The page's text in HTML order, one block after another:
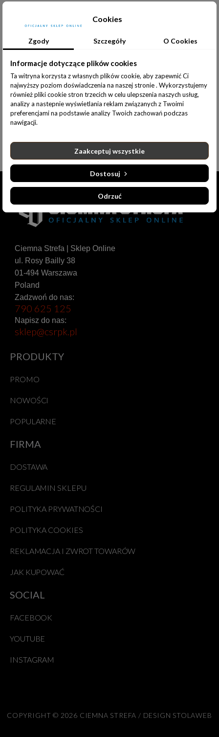
Udostępnij:
Opis produktuInformacje dodatkowe
Ciemna Strefa | Sklep Online
ul. Rosy Bailly 38
01-494 Warszawa
Poland
Zadzwoń do nas:
790 625 125
Napisz do nas:
sklep@csrpk.pl
PRODUKTY
PROMO
NOWOŚCI
POPULARNE
FIRMA
DOSTAWA
REGULAMIN SKLEPU
POLITYKA PRYWATNOŚCI
POLITYKA COOKIES
REKLAMACJA I ZWROT TOWARÓW
JAK KUPOWAĆ
SOCIAL
FACEBOOK
YOUTUBE
INSTAGRAM
COPYRIGHT © 2026 CIEMNA STREFA / DESIGN STOLAWEB
Cookies
Zgody Szczegóły O Cookies
Informacje dotyczące plików cookies
Ta witryna korzysta z własnych plików cookie, aby zapewnić Ci
najwyższy poziom doświadczenia na naszej stronie . Wykorzystujemy
również pliki cookie stron trzecich w celu ulepszenia naszych usług,
analizy a nastepnie wyświetlania reklam związanych z Twoimi
preferencjami na podstawie analizy Twoich zachowań podczas
nawigacji.
Odrzuć
Dostosuj
Zaakceptuj wszystkie